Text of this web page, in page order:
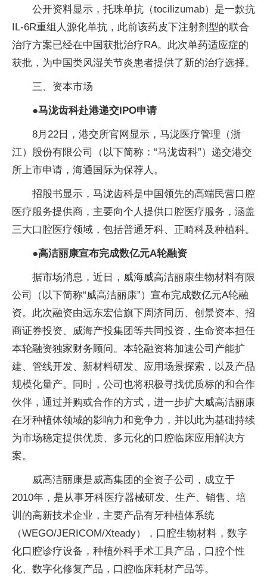
公开资料显示，托珠单抗（tocilizumab）是一款抗
IL-6R重组人源化单抗，此前该药皮下注射剂型的联合
治疗方案已经在中国获批治疗RA。此次单药适应症的
获批，为中国类风湿关节炎患者提供了新的治疗选择。
三、资本市场
●马泷齿科赴港递交IPO申请
8月22日，港交所官网显示，马泷医疗管理（浙
江）股份有限公司（以下简称：“马泷齿科”）递交港交
所上市申请，海通国际为保荐人。
招股书显示，马泷齿科是中国领先的高端民营口腔
医疗服务提供商，主要向个人提供口腔医疗服务，涵盖
三大口腔医疗领域，包括普通牙科、正畸科及种植科。
●高洁丽康宣布完成数亿元A轮融资
据市场消息，近日，威海威高洁丽康生物材料有限
公司（以下简称“威高洁丽康”）宣布完成数亿元A轮融
资。此次融资由远东宏信旗下周济同历、创景资本、招
商证券投资、威海产投集团等共同投资，生命资本担任
本轮融资独家财务顾问。本轮融资将加速公司产能扩
建、管线开发、新材料研发、应用场景探索，以及产品
规模化量产。同时，公司也将积极寻找优质标的和合作
伙伴，通过并购或合作的方式，进一步扩大威高洁丽康
在牙种植体领域的影响力和竞争力，并以此为基础持续
为市场稳定提供优质、多元化的口腔临床应用解决方
案。
威高洁丽康是威高集团的全资子公司，成立于
2010年，是从事牙科医疗器械研发、生产、销售、培
训的高新技术企业，主要产品有牙种植体系统
（WEGO/JERICOM/Xteady），口腔生物材料，数字
化口腔诊疗设备，种植外科手术工具产品，口腔个性
化、数字化修复产品，口腔临床耗材产品等。